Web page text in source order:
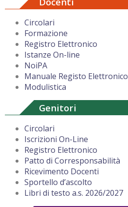
Circolari
Formazione
Registro Elettronico
Istanze On-line
NoiPA
Manuale Registo Elettronico
Modulistica
Genitori
Circolari
Iscrizioni On-Line
Registro Elettronico
Patto di Corresponsabilità
Ricevimento Docenti
Sportello d’ascolto
Libri di testo a.s. 2026/2027